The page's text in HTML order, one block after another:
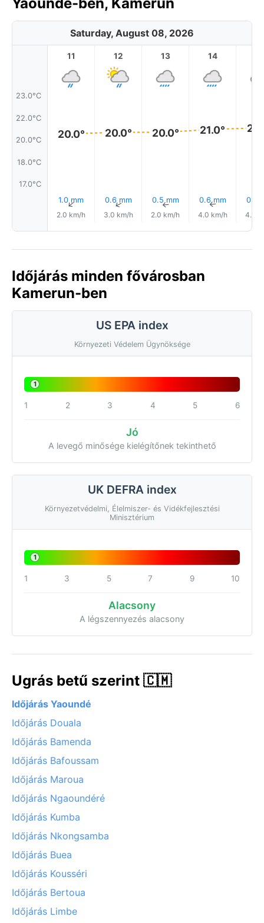
Saturday, August 08, 2026
23.0°C
22.0°C
20.0°C
18.0°C
17.0°C
11
20.0°
1.0 mm
↑
2.0 km/h
12
20.0°
0.6 mm
↑
3.0 km/h
13
20.0°
0.5 mm
↑
2.0 km/h
14
21.0°
0.6 mm
↑
4.0 km/h
0.6
4.0
Időjárás minden fővárosban
Kamerun-ben
US EPA index
Környezeti Védelem Ügynöksége
1
1 2 3 4 5 6
Jó
A levegő minősége kielégítőnek tekinthető
UK DEFRA index
Környezetvédelmi, Élelmiszer- és Vidékfejlesztési
Minisztérium
1
1 3 5 7 9 10
Alacsony
A légszennyezés alacsony
Ugrás betű szerint 🇨🇲
Időjárás Yaoundé
Időjárás Douala
Időjárás Bamenda
Időjárás Bafoussam
Időjárás Maroua
Időjárás Ngaoundéré
Időjárás Kumba
Időjárás Nkongsamba
Időjárás Buea
Időjárás Kousséri
Időjárás Bertoua
Időjárás Limbe